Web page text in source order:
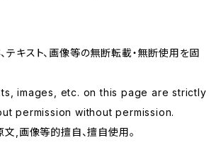
キスト、画像等の無断転載・無断使用を固
images, etc. on this page are strictly
permission without permission.
,画像等的擅自、擅自使用。